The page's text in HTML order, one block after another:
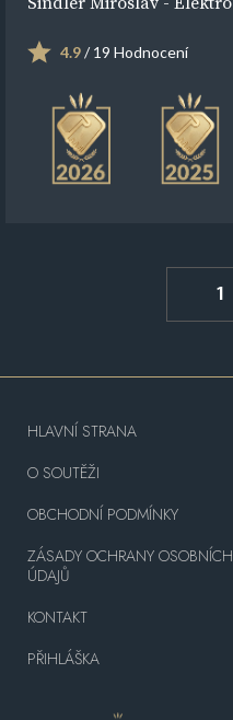
4.9/ 19 Hodnocení
1
HLAVNÍ STRANA
O SOUTĚŽI
OBCHODNÍ PODMÍNKY
ZÁSADY OCHRANY OSOBNÍCH
ÚDAJŮ
KONTAKT
PŘIHLÁŠKA